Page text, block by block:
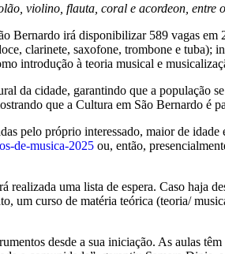
violino, flauta, coral e acordeon,
irá disponibilizar 589 vagas em
clarinete, saxofone, trombone e
introdução à teoria musical e
da cidade, garantindo que a população
que a Cultura em São Bernardo é
pelo próprio interessado, maior de
de-musica-2025 ou, então,
uma lista de espera. Caso haja
um curso de matéria teórica (teoria/
desde a sua iniciação. As aulas